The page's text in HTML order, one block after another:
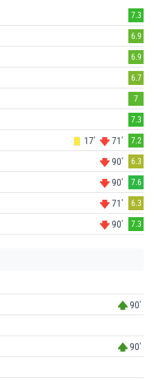
7.3
6.9
6.9
6.7
7
7.3
17' 71' 7.2
90' 6.3
90' 7.6
71' 6.3
90' 7.3
90'
90'